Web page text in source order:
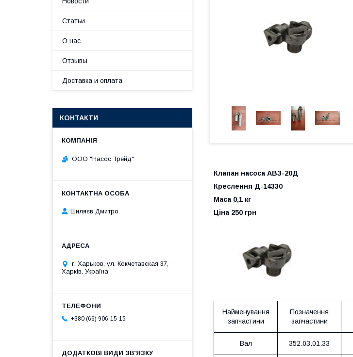
Клапан насоса АВЗ-20Д
Креслення Д-14330
Маса 0,1 кг
Ціна 250 грн
Найменування
запчастини
Позначення
запчастини
Вал 352.03.01.33
Статьи
О нас
Отзывы
Доставка и оплата
КОНТАКТИ
ООО "Насос Трейд"
Шиляєв Дмитро
г. Харьков, ул. Кокчетавская 37,
Харків, Україна
+380 (66) 906-15-15